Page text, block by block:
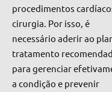
procedimentos
cirurgia. Por isso, é
necessário aderir ao
tratamento
para gerenciar
a condição e prevenir